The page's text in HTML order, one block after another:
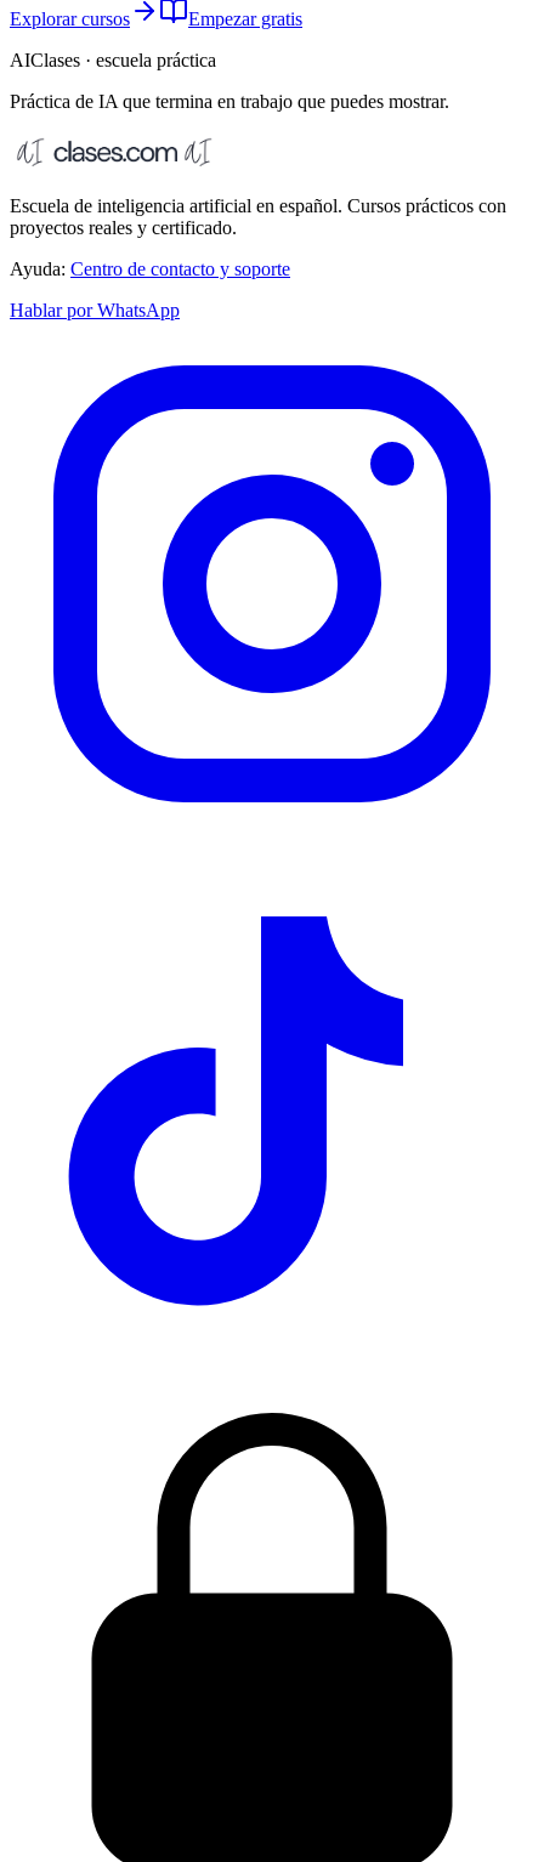
Explorar cursos
Empezar gratis
AIClases · escuela práctica
Práctica de IA que termina en trabajo que puedes mostrar.
Escuela de inteligencia artificial en español. Cursos prácticos con
proyectos reales y certificado.
Ayuda: Centro de contacto y soporte
Hablar por WhatsApp